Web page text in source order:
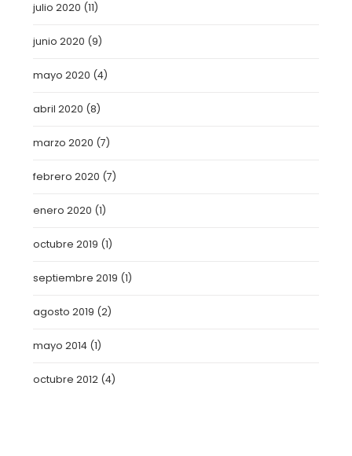
julio 2020 (11)
junio 2020 (9)
mayo 2020 (4)
abril 2020 (8)
marzo 2020 (7)
febrero 2020 (7)
enero 2020 (1)
octubre 2019 (1)
septiembre 2019 (1)
agosto 2019 (2)
mayo 2014 (1)
octubre 2012 (4)